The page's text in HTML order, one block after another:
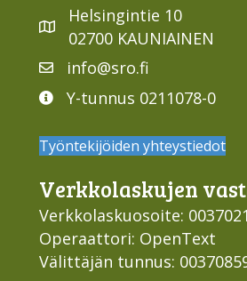
Helsingintie 10
02700 KAUNIAINEN
info@sro.fi
Y-tunnus 0211078-0
Työntekijöiden yhteystiedot
Verkko­laskujen
Verkkolaskuosoite:
Operaattori: OpenText
Välittäjän tunnus: